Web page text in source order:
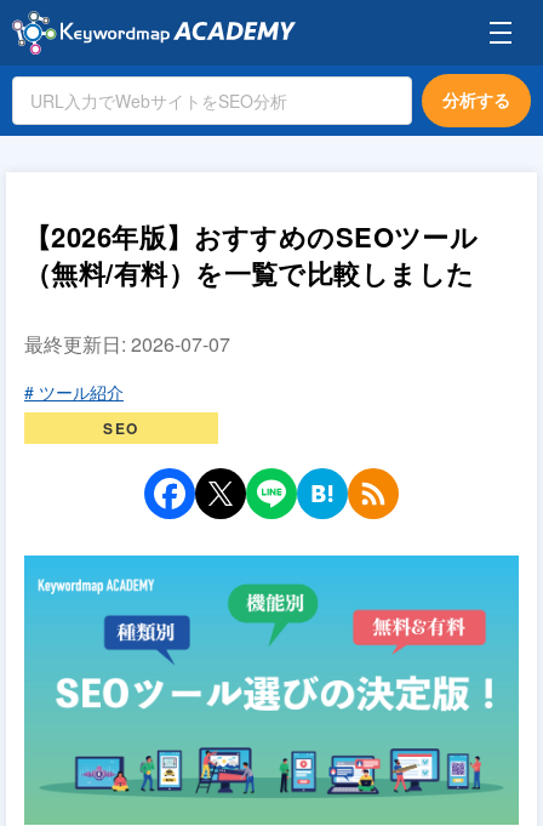
分析する
【2026年版】おすすめのSEOツール
（無料/有料）を一覧で比較しました
最終更新日: 2026-07-07
# ツール紹介
SEO